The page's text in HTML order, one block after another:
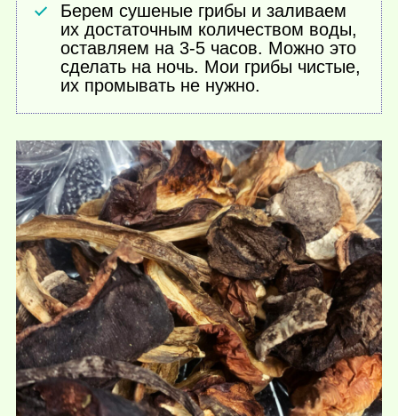
Берем сушеные грибы и заливаем
их достаточным количеством воды,
оставляем на 3-5 часов. Можно это
сделать на ночь. Мои грибы чистые,
их промывать не нужно.